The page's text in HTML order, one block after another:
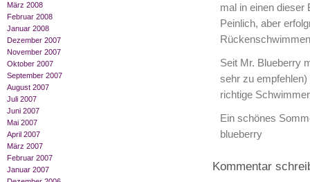
März 2008
Februar 2008
Januar 2008
Dezember 2007
November 2007
Oktober 2007
September 2007
August 2007
Juli 2007
Juni 2007
Mai 2007
April 2007
März 2007
Februar 2007
Januar 2007
mal in einen dieser
Peinlich, aber
Seit Mr. Blueberry
sehr zu
richtige
Ein schönes
blueberry
Kommentar